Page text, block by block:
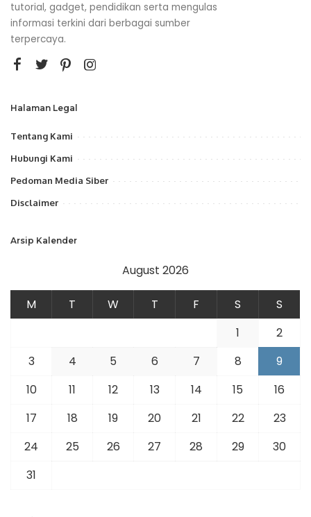
tutorial, gadget, pendidikan serta mengulas
informasi terkini dari berbagai sumber
terpercaya.
Halaman Legal
Tentang Kami
Hubungi Kami
Pedoman Media Siber
Disclaimer
Arsip Kalender
August 2026
M T W T F S
S
1
2
3
4 5 6 7 8
9
10
11 12 13 14 15
16
17
18 19 20 21 22
23
24
25 26 27 28 29
30
31